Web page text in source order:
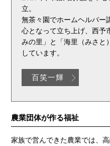
立。
無茶々園でホームヘルパー
心となって立ち上げ、西予
みの里」と「海里（みさと
しています。
百笑一輝
農業団体が作る福祉
家族で営んできた農業では、